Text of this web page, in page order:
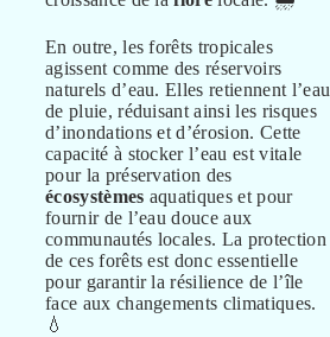
En outre, les forêts tropicales
agissent comme des réservoirs
naturels d’eau. Elles retiennent l’eau
de pluie, réduisant ainsi les risques
d’inondations et d’érosion. Cette
capacité à stocker l’eau est vitale
pour la préservation des
écosystèmes aquatiques et pour
fournir de l’eau douce aux
communautés locales. La protection
de ces forêts est donc essentielle
pour garantir la résilience de l’île
face aux changements climatiques.
💧